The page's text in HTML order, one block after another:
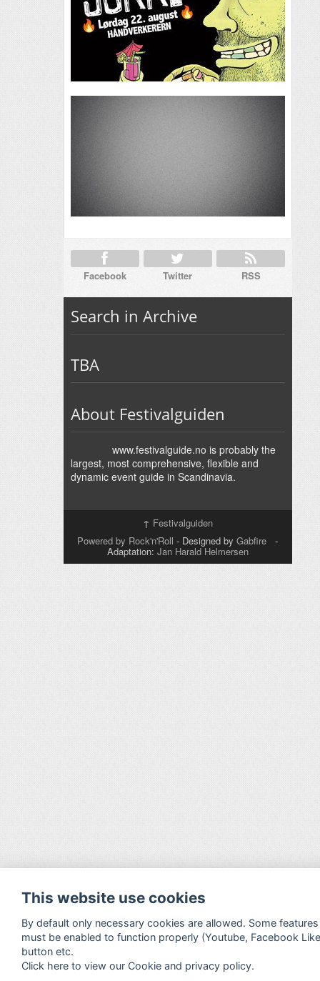
Facebook Twitter RSS
Search in Archive
TBA
About Festivalguiden
www.festivalguide.no is probably the
largest, most comprehensive, flexible and
dynamic event guide in Scandinavia.
↑ Festivalguiden
Powered by Rock'n'Roll - Designed by Gabfire -
Adaptation: Jan Harald Helmersen
This website use cookies
By default only necessary cookies are allowed. Some features
must be enabled to function properly (Youtube, Facebook
button etc.
Click here to view our Cookie and privacy policy.